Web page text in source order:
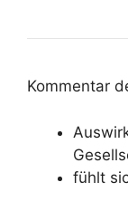
Kommentar
fühlt